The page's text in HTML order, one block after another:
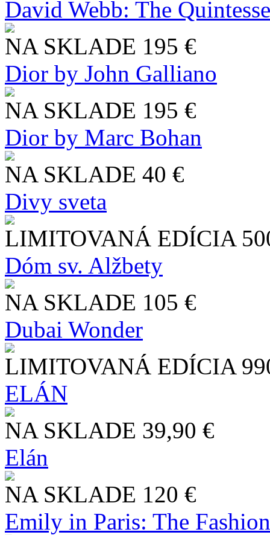
David Webb: The
NA SKLADE 195 €
Dior by John Galliano
NA SKLADE 195 €
Dior by Marc Bohan
NA SKLADE 40 €
Divy sveta
LIMITOVANÁ EDÍCIA
Dóm sv. Alžbety
NA SKLADE 105 €
Dubai Wonder
LIMITOVANÁ EDÍCIA
ELÁN
NA SKLADE 39,90 €
Elán
NA SKLADE 120 €
Emily in Paris: The